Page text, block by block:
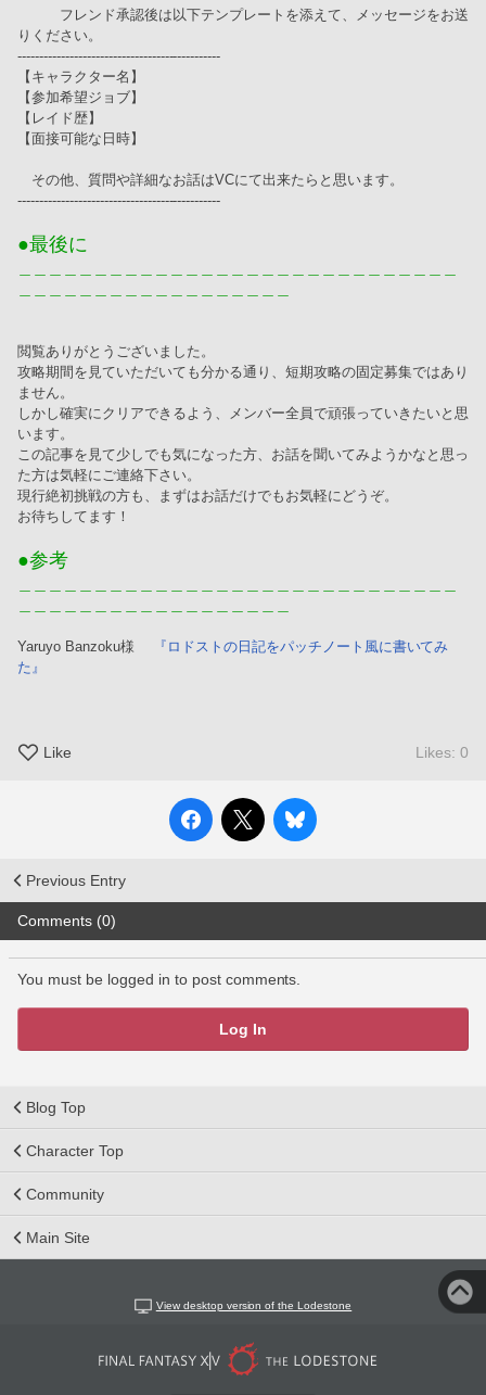
フレンド承認後は以下テンプレートを添えて、メッセージをお送
りください。
-----------------------------------------------
【キャラクター名】
【参加希望ジョブ】
【レイド歴】
【面接可能な日時】
その他、質問や詳細なお話はVCにて出来たらと思います。
-----------------------------------------------
●最後に
閲覧ありがとうございました。
攻略期間を見ていただいても分かる通り、短期攻略の固定募集ではあり
ません。
しかし確実にクリアできるよう、メンバー全員で頑張っていきたいと思
います。
この記事を見て少しでも気になった方、お話を聞いてみようかなと思っ
た方は気軽にご連絡下さい。
現行絶初挑戦の方も、まずはお話だけでもお気軽にどうぞ。
お待ちしてます！
●参考
Yaruyo Banzoku様
『ロドストの日記をパッチノート風に書いてみ
た』
Like Likes: 0
Previous Entry
Comments (0)
You must be logged in to post comments.
Log In
Blog Top
Character Top
Community
Main Site
View desktop version of the Lodestone